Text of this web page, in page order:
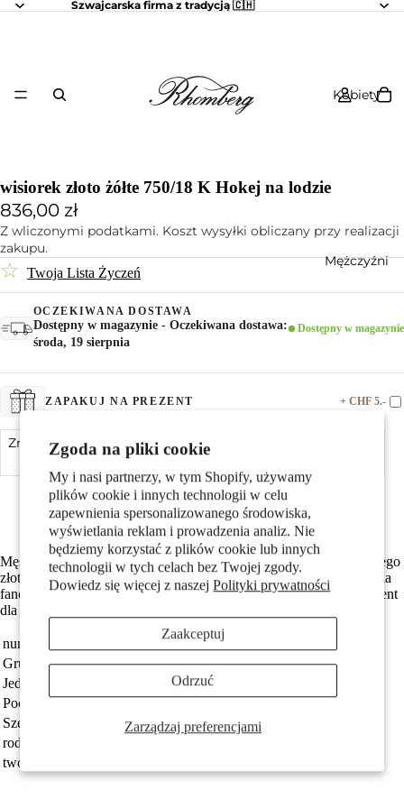
Zgoda na pliki cookie
My i nasi partnerzy, w tym Shopify, używamy
plików cookie i innych technologii w celu
zapewnienia spersonalizowanego środowiska,
wyświetlania reklam i prowadzenia analiz. Nie
będziemy korzystać z plików cookie lub innych
technologii w tych celach bez Twojej zgody.
Dowiedz się więcej z naszejPolityki prywatności
Zarządzaj preferencjami
Zaakceptuj
Odrzuć
Szwajcarska firma z tradycją 🇨🇭
Kobiety
Mężczyźni
wisiorek złoto żółte 750/18 K Hokej na lodzie
836,00 zł
Z wliczonymi podatkami. Koszt wysyłki obliczany przy realizacji
zakupu.
☆ Twoja Lista Życzeń
OCZEKIWANA DOSTAWA
Dostępny w magazynie - Oczekiwana dostawa:
środa, 19 sierpnia
Dostępny w magazynie
ZAPAKUJ NA PREZENT + CHF 5.-
Zmniejsz ilość
Zwiększ ilość
Made in Germany
Wykonane z odzyskanego złota
Darmowa dostawa
Męski wisiorek w kształcie kija hokejowego, wykonany z 750 żółtego
złota z białym złotym wykończeniem na ostrzu. Stylowy dodatek dla
fanów hokeja, łączący elegancję i sportowy charakter. Idealny prezent
dla miłośników aktywnego trybu życia i oryginalnej biżuterii.
numer zamówienia
511968
Grupa docelowa
Mężczyźni
Jednostka
sztuka
Pochodzenie
Made in Germany
Szerokość
5 mm
rodzaj biżuterii
tworzywo